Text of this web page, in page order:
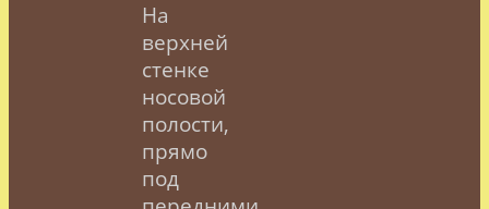
На
верхней
стенке
носовой
полости,
прямо
под